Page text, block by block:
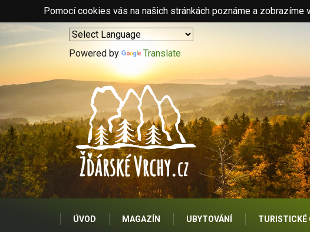
Pomocí cookies vás na našich stránkách poznáme a
Powered by Translate
ÚVOD MAGAZÍN UBYTOVÁNÍ TURISTICKÉ